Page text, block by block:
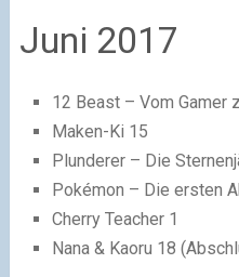
Juni 2017
12 Beast – Vom Gamer
Maken-Ki 15
Plunderer – Die
Pokémon – Die ersten
Cherry Teacher 1
Nana & Kaoru 18